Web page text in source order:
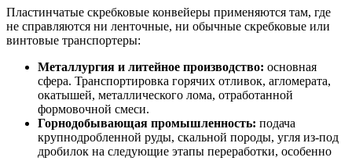
Пластинчатые скребковые конвейеры применяются там, где
не справляются ни ленточные, ни обычные скребковые или
винтовые транспортеры:
Металлургия и литейное производство: основная
сфера. Транспортировка горячих отливок, агломерата,
окатышей, металлического лома, отработанной
формовочной смеси.
Горнодобывающая промышленность: подача
крупнодробленной руды, скальной породы, угля из-под
дробилок на следующие этапы переработки, особенно